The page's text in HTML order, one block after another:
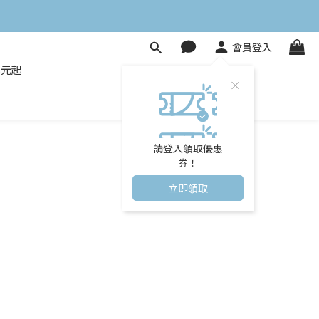
會員登入
請登入領取優惠
券！
立即領取
起